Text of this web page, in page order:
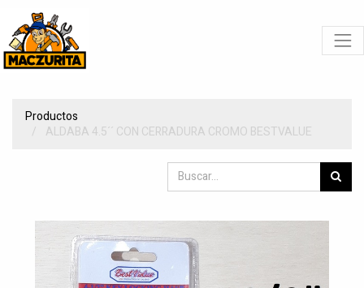
Productos
ALDABA 4.5´´ CON CERRADURA CROMO BESTVALUE